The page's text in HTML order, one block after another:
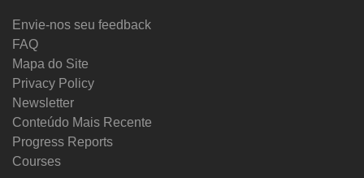
Envie-nos seu feedback
FAQ
Mapa do Site
Privacy Policy
Newsletter
Conteúdo Mais Recente
Progress Reports
Courses